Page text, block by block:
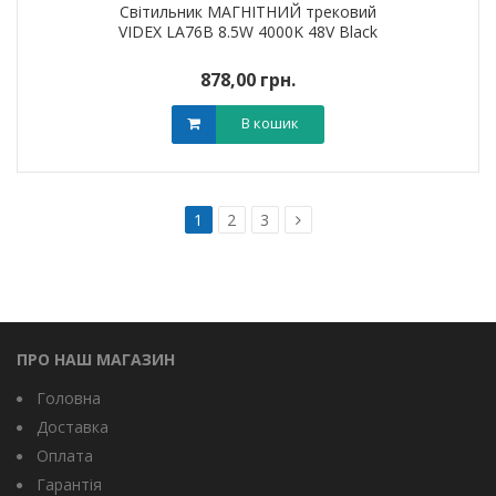
Світильник МАГНІТНИЙ трековий
VIDEX LA76B 8.5W 4000K 48V Black
878,00 грн.
В кошик
1 2 3
ПРО НАШ МАГАЗИН
Головна
Доставка
Оплата
Гарантія